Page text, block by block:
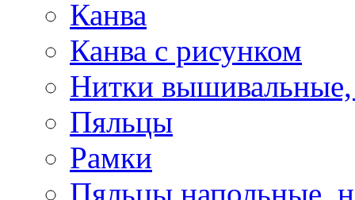
Канва
Канва с рисунком
Нитки
Пяльцы
Рамки
Пяльцы напольные,